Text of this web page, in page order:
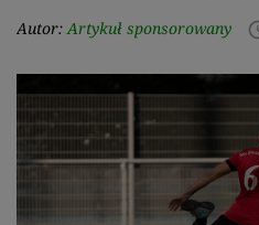
Autor: Artykuł sponsorowany